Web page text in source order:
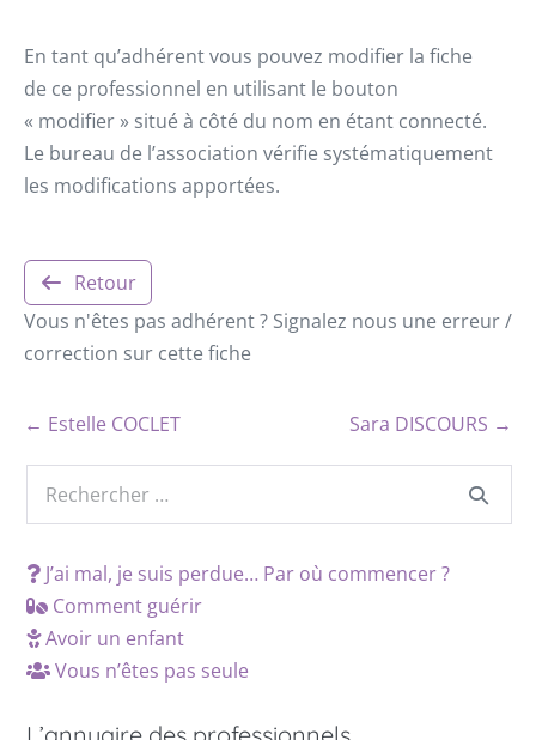
En tant qu’adhérent vous pouvez modifier la fiche
de ce professionnel en utilisant le bouton
« modifier » situé à côté du nom en étant connecté.
Le bureau de l’association vérifie systématiquement
les modifications apportées.
Retour
Vous n'êtes pas adhérent ? Signalez nous une erreur /
correction sur cette fiche
← Estelle COCLET Sara DISCOURS →
J’ai mal, je suis perdue… Par où commencer ?
Comment guérir
Avoir un enfant
Vous n’êtes pas seule